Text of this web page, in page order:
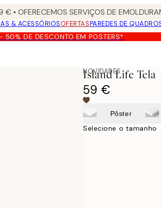
• OFERECEMOS SERVIÇOS DE
& ACESSÓRIOSOFERTASPAREDES DE
50% DE DESCONTO EM POSTERS*
NOVIDADES
Island Life Tela
59 €
Pôster
Selecione o tamanho